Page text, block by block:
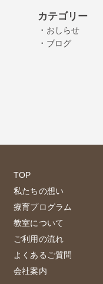
カテゴリー
・ おしらせ
・ ブログ
TOP
私たちの想い
療育プログラム
教室について
ご利用の流れ
よくあるご質問
会社案内